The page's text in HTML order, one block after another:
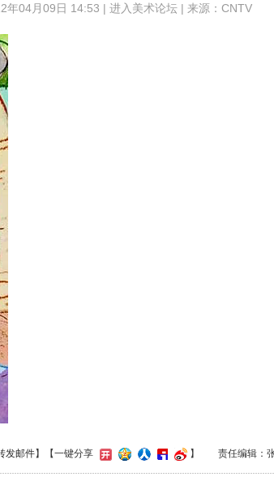
年04月09日 14:53 | 进入美术论坛 | 来源：CNTV
发邮件】 【一键分享 】 责任编辑：